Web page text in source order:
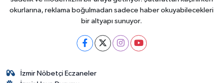
okurlarına, reklama boğulmadan sadece haber okuyabilecekleri
bir altyapı sunuyor.
İzmir Nöbetçi Eczaneler